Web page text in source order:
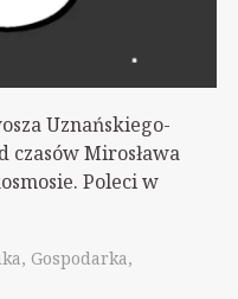
Uznańskiego-
czasów Mirosława
Poleci w
Gospodarka